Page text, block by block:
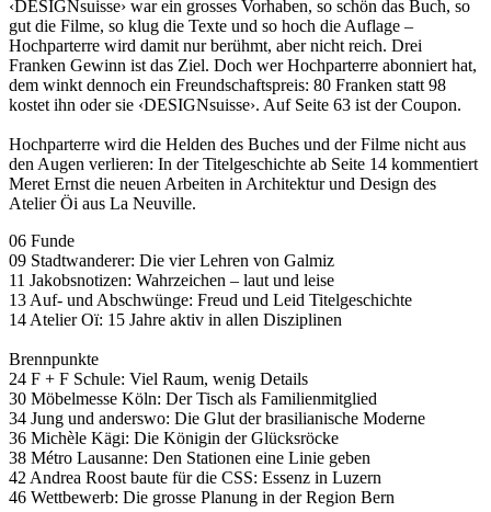
‹DESIGNsuisse› war ein grosses Vorhaben, so schön das Buch, so
gut die Filme, so klug die Texte und so hoch die Auflage –
Hochparterre wird damit nur berühmt, aber nicht reich. Drei
Franken Gewinn ist das Ziel. Doch wer Hochparterre abonniert hat,
dem winkt dennoch ein Freundschaftspreis: 80 Franken statt 98
kostet ihn oder sie ‹DESIGNsuisse›. Auf Seite 63 ist der Coupon.
Hochparterre wird die Helden des Buches und der Filme nicht aus
den Augen verlieren: In der Titelgeschichte ab Seite 14 kommentiert
Meret Ernst die neuen Arbeiten in Architektur und Design des
Atelier Öi aus La Neuville.
06 Funde
09 Stadtwanderer: Die vier Lehren von Galmiz
11 Jakobsnotizen: Wahrzeichen – laut und leise
13 Auf- und Abschwünge: Freud und Leid Titelgeschichte
14 Atelier Oï: 15 Jahre aktiv in allen Disziplinen
Brennpunkte
24 F + F Schule: Viel Raum, wenig Details
30 Möbelmesse Köln: Der Tisch als Familienmitglied
34 Jung und anderswo: Die Glut der brasilianische Moderne
36 Michèle Kägi: Die Königin der Glücksröcke
38 Métro Lausanne: Den Stationen eine Linie geben
42 Andrea Roost baute für die CSS: Essenz in Luzern
46 Wettbewerb: Die grosse Planung in der Region Bern